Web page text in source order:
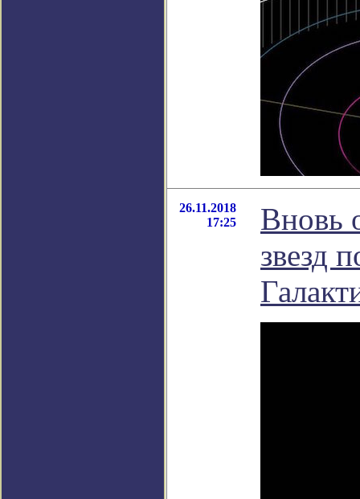
26.11.2018
17:25
Вновь
звезд